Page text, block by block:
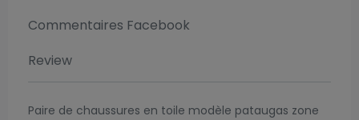
Commentaires Facebook
Review
Paire de chaussures en toile modèle pataugas zone